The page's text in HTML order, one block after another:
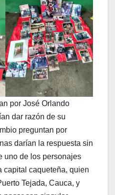
por José Orlando
dar razón de su
preguntan por
darían la respuesta sin
uno de los personajes
capital caqueteña, quien
Tejada, Cauca, y